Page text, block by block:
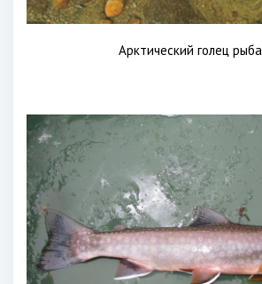
Арктический голец рыба